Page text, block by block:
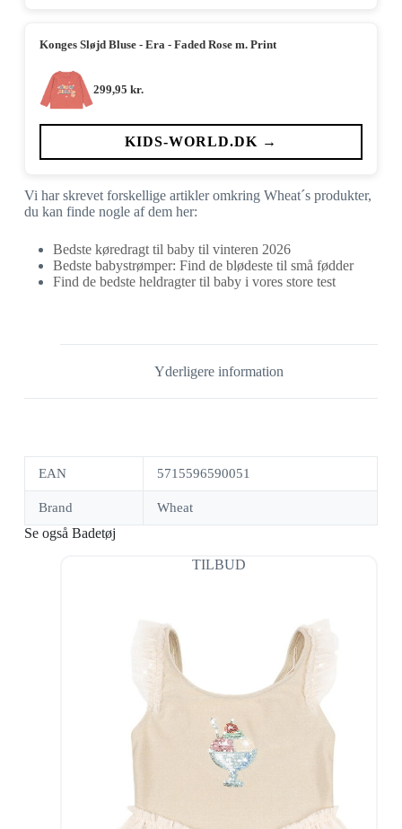
Konges Sløjd Bluse - Era - Faded Rose m. Print
299,95 kr.
KIDS-WORLD.DK →
Vi har skrevet forskellige artikler omkring Wheat´s produkter,
du kan finde nogle af dem her:
Bedste køredragt til baby til vinteren 2026
Bedste babystrømper: Find de blødeste til små fødder
Find de bedste heldragter til baby i vores store test
Yderligere information
EAN 5715596590051
Brand Wheat
Se også Badetøj
TILBUD